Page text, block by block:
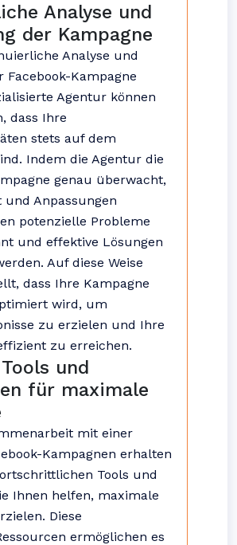
Analyse und
der Kampagne
Analyse und
Kampagne
Agentur können
dass Ihre
stets auf dem
Indem die Agentur die
genau überwacht,
und Anpassungen
potenzielle Probleme
und effektive Lösungen
Auf diese Weise
dass Ihre Kampagne
wird, um
zu erzielen und Ihre
zu erreichen.
und
für maximale
mit einer
Kampagnen erhalten
Tools und
Ihnen helfen, maximale
Diese
ermöglichen es